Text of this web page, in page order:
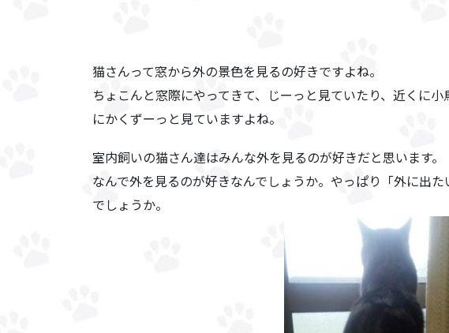
猫さんって窓から外の景色を見るの好きですよね。
ちょこんと窓際にやってきて、じーっと見ていたり、近くに
にかくずーっと見ていますよね。
室内飼いの猫さん達はみんな外を見るのが好きだと思います。
なんで外を見るのが好きなんでしょうか。やっぱり「外に出
でしょうか。